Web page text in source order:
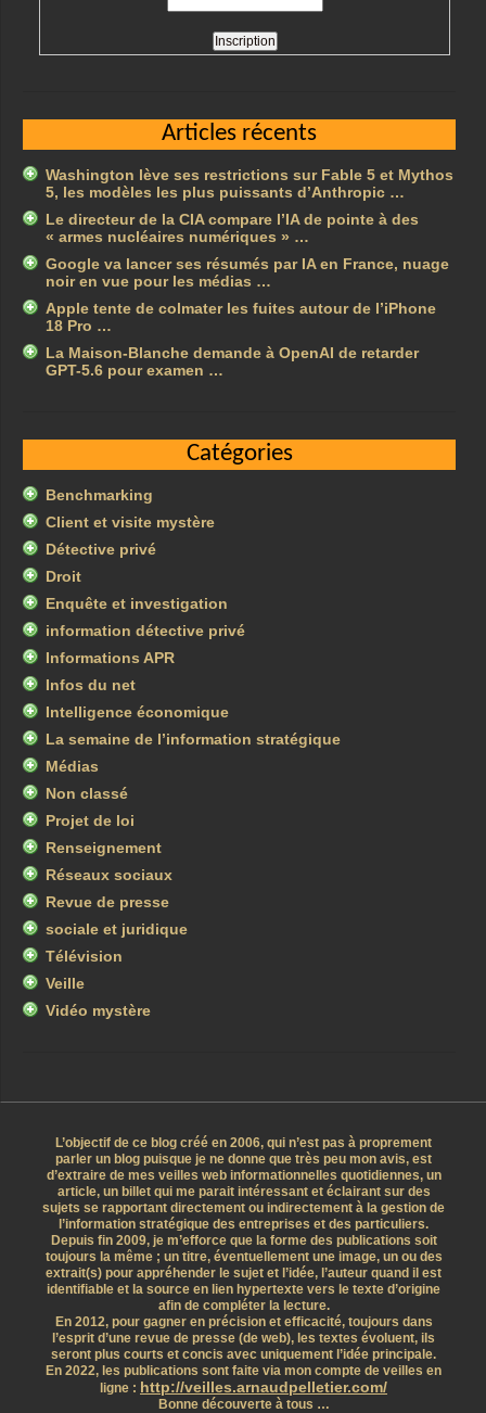
Articles récents
Washington lève ses restrictions sur Fable 5 et Mythos
5, les modèles les plus puissants d’Anthropic …
Le directeur de la CIA compare l’IA de pointe à des
« armes nucléaires numériques » …
Google va lancer ses résumés par IA en France, nuage
noir en vue pour les médias …
Apple tente de colmater les fuites autour de l’iPhone
18 Pro …
La Maison-Blanche demande à OpenAI de retarder
GPT-5.6 pour examen …
Catégories
Benchmarking
Client et visite mystère
Détective privé
Droit
Enquête et investigation
information détective privé
Informations APR
Infos du net
Intelligence économique
La semaine de l’information stratégique
Médias
Non classé
Projet de loi
Renseignement
Réseaux sociaux
Revue de presse
sociale et juridique
Télévision
Veille
Vidéo mystère
L’objectif de ce blog créé en 2006, qui n’est pas à proprement
parler un blog puisque je ne donne que très peu mon avis, est
d’extraire de mes veilles web informationnelles quotidiennes, un
article, un billet qui me parait intéressant et éclairant sur des
sujets se rapportant directement ou indirectement à la gestion de
l’information stratégique des entreprises et des particuliers.
Depuis fin 2009, je m’efforce que la forme des publications soit
toujours la même ; un titre, éventuellement une image, un ou des
extrait(s) pour appréhender le sujet et l’idée, l’auteur quand il est
identifiable et la source en lien hypertexte vers le texte d’origine
afin de compléter la lecture.
En 2012, pour gagner en précision et efficacité, toujours dans
l’esprit d’une revue de presse (de web), les textes évoluent, ils
seront plus courts et concis avec uniquement l’idée principale.
En 2022, les publications sont faite via mon compte de veilles en
ligne : http://veilles.arnaudpelletier.com/
Bonne découverte à tous …